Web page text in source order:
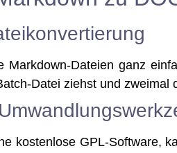
Mark­down-Datei­en ganz
Datei ziehst und zwei­mal
kos­ten­lo­se GPL-Soft­ware,